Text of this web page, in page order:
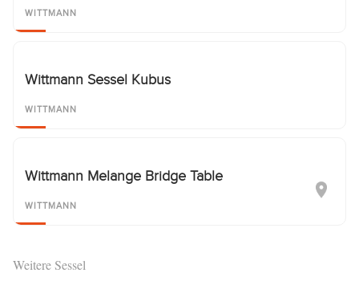
WITTMANN
Wittmann Sessel Kubus
WITTMANN
Wittmann Melange Bridge Table
WITTMANN
Weitere Sessel